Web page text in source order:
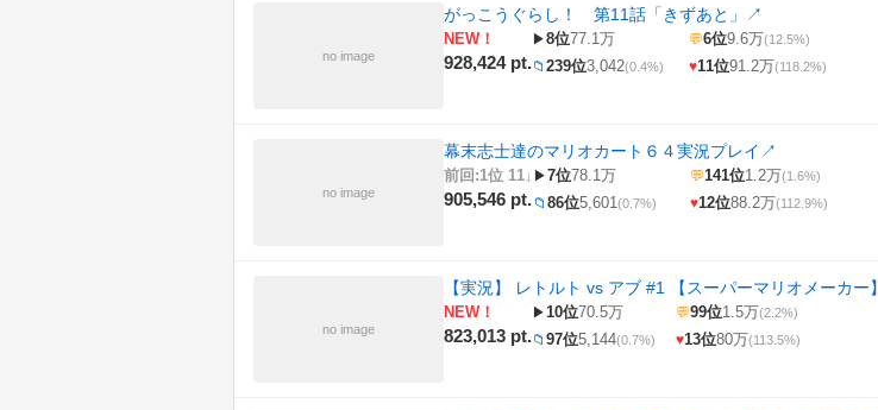
no image
がっこうぐらし！ 第11話「きずあと」 ↗
NEW！
928,424 pt.
▶8位77.1万 💬6位9.6万(12.5%)
📁 239位3,042(0.4%) ♥11位91.2万(118.2%)
no image
幕末志士達のマリオカート６４実況プレイ ↗
前回:1位 11↓
905,546 pt.
▶7位78.1万 💬141位1.2万(1.6%)
📁 86位5,601(0.7%) ♥12位88.2万(112.9%)
no image
【実況】 レトルト vs アブ #1 【スーパーマリオメーカー】
NEW！
823,013 pt.
▶10位70.5万 💬99位1.5万(2.2%)
📁 97位5,144(0.7%) ♥13位80万(113.5%)